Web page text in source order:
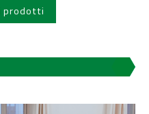
prodotti